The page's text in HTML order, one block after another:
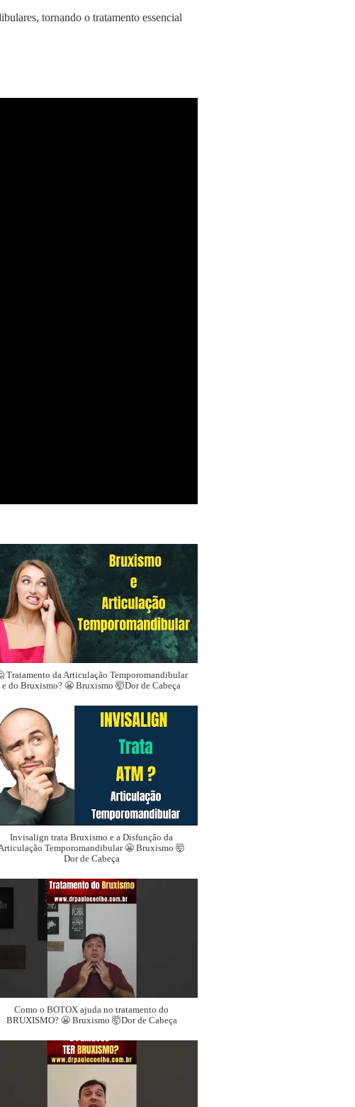
tornando o tratamento essencial
Tratamento da Articulação Temporomandibular
e do Bruxismo? 😬 Bruxismo 🤯Dor de Cabeça
Invisalign trata Bruxismo e a Disfunção da
Temporomandibular 😬 Bruxismo 🤯
Dor de Cabeça
Como o BOTOX ajuda no tratamento do
BRUXISMO? 😬 Bruxismo 🤯Dor de Cabeça